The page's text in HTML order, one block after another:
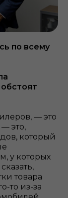
по всему
— это
это,
который
у которых
товара
то из-за